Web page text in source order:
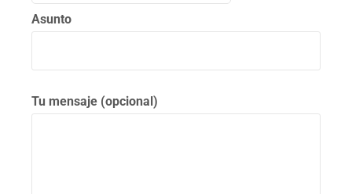
Asunto
Tu mensaje (opcional)